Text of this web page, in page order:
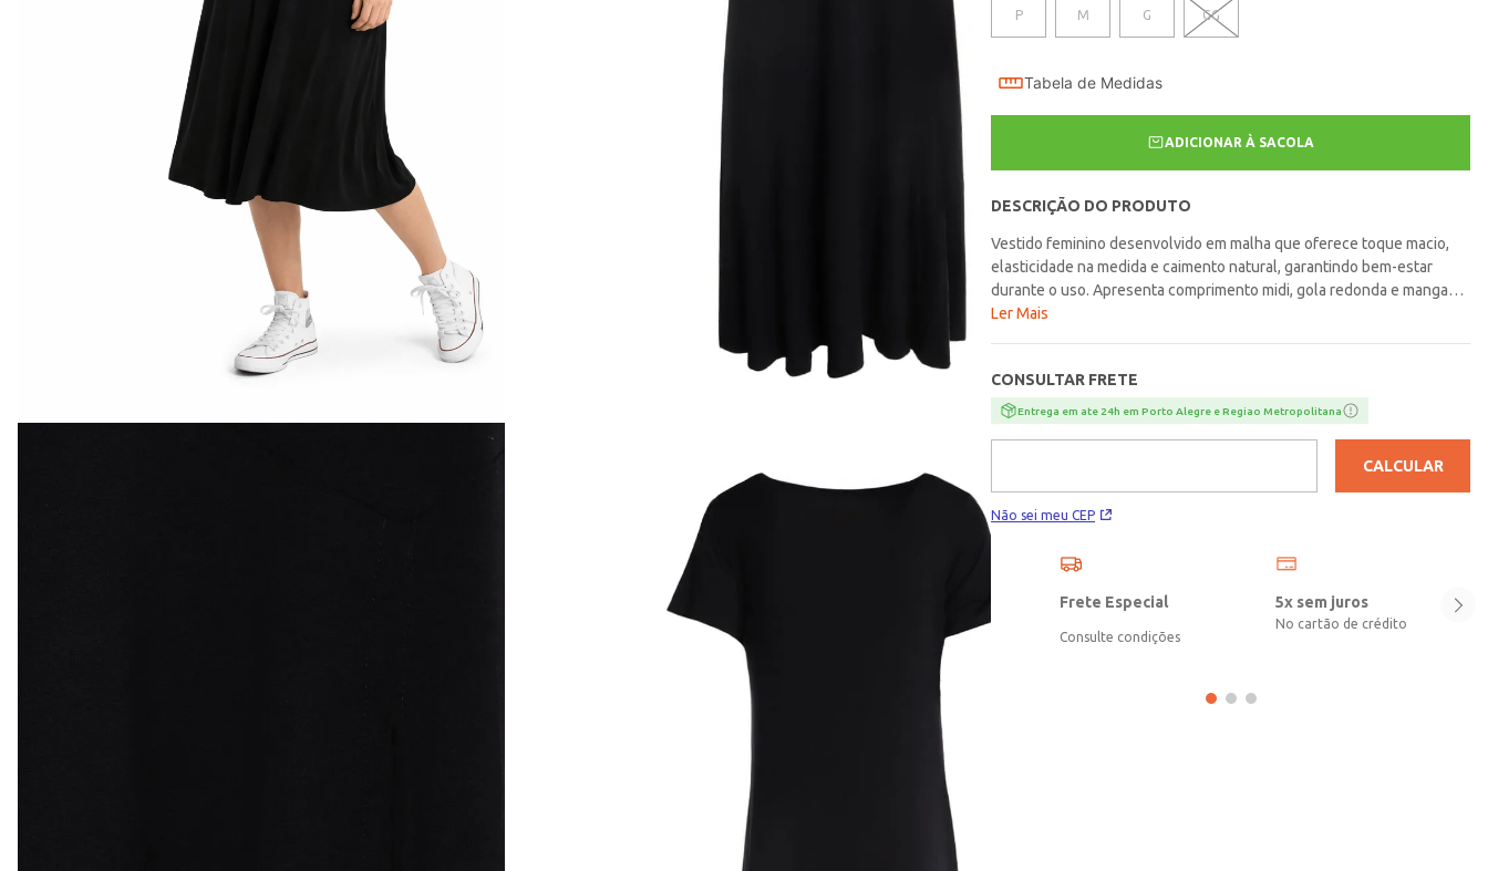
P M G GG
Tabela de Medidas
ADICIONAR À SACOLA
DESCRIÇÃO DO PRODUTO
Vestido feminino desenvolvido em malha que oferece toque macio,
elasticidade na medida e caimento natural, garantindo bem-estar
durante o uso. Apresenta comprimento midi, gola redonda e mangas
curtas. Como detalhe especial, a peça possui babado assimétrico na
qualquer ocasião!\n\nTecido: Malha\nComposição: 66% viscose, 28%
poliéster, 06% elastano
Ler Mais
CONSULTAR FRETE
Entrega em ate 24h em Porto Alegre e Regiao Metropolitana
Não sei meu CEP
CALCULAR
Frete Especial
Consulte condições
5x sem juros
No cartão de crédito